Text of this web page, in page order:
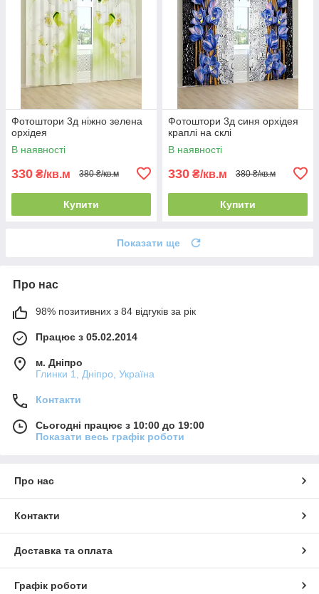
Фотоштори 3д ніжно зелена
орхідея
В наявності
330 ₴/кв.м 380 ₴/кв.м
Купити
Фотоштори 3д синя орхідея
краплі на склі
В наявності
330 ₴/кв.м 380 ₴/кв.м
Купити
Показати ще
Про нас
98% позитивних з 84 відгуків за рік
Працює з 05.02.2014
м. Дніпро
Глинки 1, Дніпро, Україна
Контакти
Сьогодні працює з 10:00 до 19:00
Показати весь графік роботи
Про нас
Контакти
Доставка та оплата
Графік роботи